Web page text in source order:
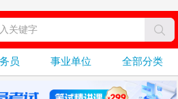
员 事业单位 全部分类